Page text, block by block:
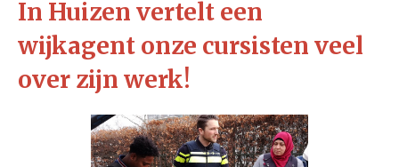
In Huizen vertelt een
wijkagent onze cursisten veel
over zijn werk!